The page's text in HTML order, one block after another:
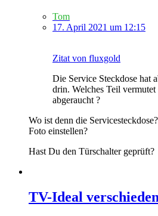
Tom
17. April 2021 um 12:15
Zitat von fluxgold
Die Service Steckdose hat
drin. Welches Teil vermutet
abgeraucht ?
Wo ist denn die
Foto einstellen?
Hast Du den Türschalter geprüft?
TV-Ideal